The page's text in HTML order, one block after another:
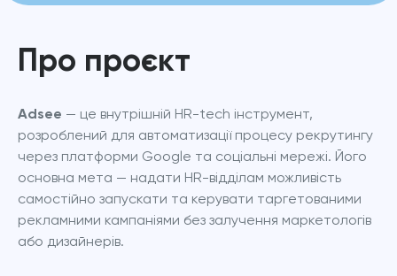
Про проєкт
Adsee — це внутрішній HR-tech інструмент,
розроблений для автоматизації процесу рекрутингу
через платформи Google та соціальні мережі. Його
основна мета — надати HR-відділам можливість
самостійно запускати та керувати таргетованими
рекламними кампаніями без залучення маркетологів
або дизайнерів.